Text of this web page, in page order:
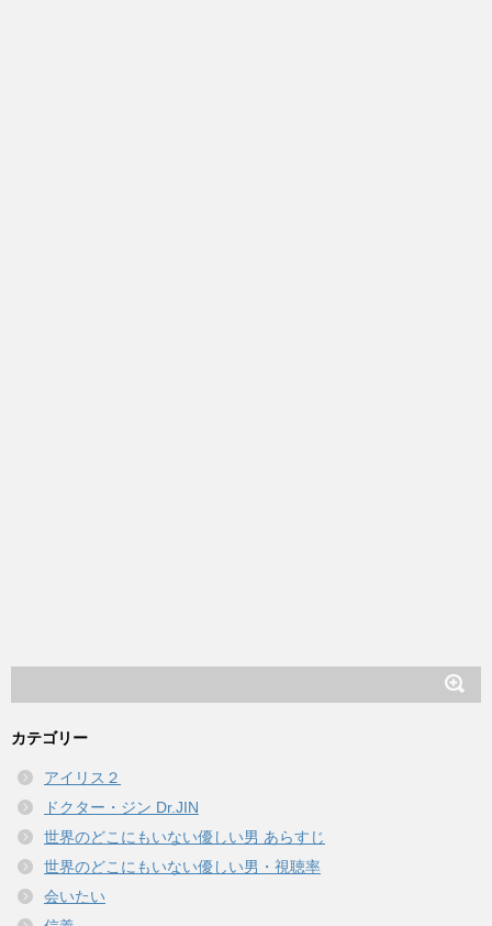
カテゴリー
アイリス２
ドクター・ジン Dr.JIN
世界のどこにもいない優しい男 あらすじ
世界のどこにもいない優しい男・視聴率
会いたい